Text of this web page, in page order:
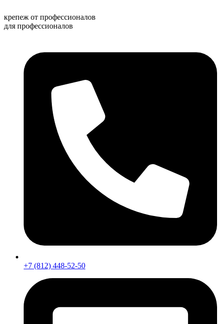
к
содержимому
крепеж от профессионалов
для профессионалов
+7 (812) 448-52-50